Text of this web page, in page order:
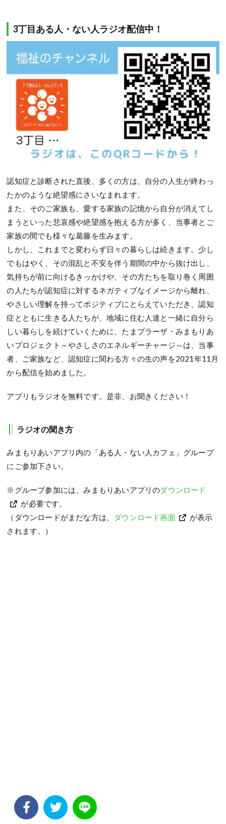
3丁目ある人・ない人ラジオ配信中！
認知症と診断された直後、多くの方は、自分の人生が終わっ
たかのような絶望感にさいなまれます。
また、そのご家族も、愛する家族の記憶から自分が消えてし
まうといった悲哀感や絶望感を抱える方が多く、当事者とご
家族の間でも様々な葛藤を生みます。
しかし、これまでと変わらず日々の暮らしは続きます。少し
でもはやく、その混乱と不安を伴う期間の中から抜け出し、
気持ちが前に向けるきっかけや、その方たちを取り巻く周囲
の人たちが認知症に対するネガティブなイメージから離れ、
やさしい理解を持ってポジティブにとらえていただき、認知
症とともに生きる人たちが、地域に住む人達と一緒に自分ら
しい暮らしを続けていくために、たまプラーザ・みまもりあ
いプロジェクト～やさしさのエネルギーチャージ～は、当事
者、ご家族など、認知症に関わる方々の生の声を2021年11月
から配信を始めました。
アプリもラジオを無料です。是非、お聞きください！
ラジオの聞き方
みまもりあいアプリ内の「ある人・ない人カフェ」グループ
にご参加下さい。
※グループ参加には、みまもりあいアプリのダウンロード
が必要です。
（ダウンロードがまだな方は、 ダウンロード画面
が表示
されます。）